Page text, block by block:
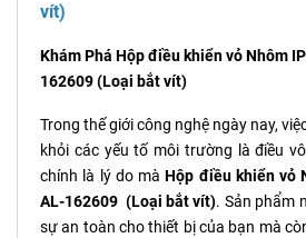
vít)
Khám Phá Hộp điều khiển vỏ Nhôm
162609 (Loại bắt vít)
Trong thế giới công nghệ ngày nay,
khỏi các yếu tố môi trường là điều
chính là lý do màHộp điều khiển vỏ
AL-162609 (Loại bắt vít). Sản phẩm
sự an toàn cho thiết bị của bạn mà